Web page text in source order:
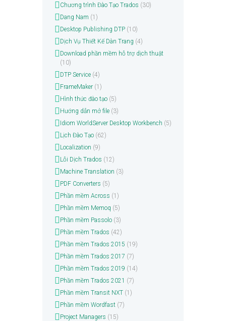
Chương trình Đào Tạo Trados (30)
Dang Nam (1)
Desktop Publishing DTP(10)
Dịch Vụ Thiết Kế Dàn Trang (4)
Download phần mềm hỗ trợ dịch thuật
(10)
DTP Service(4)
FrameMaker(1)
Hình thức đào tạo(5)
Hướng dẫn mở file(3)
Idiom WorldServer Desktop Workbench (5)
Lịch Đào Tạo(62)
Localization (9)
Lỗi Dịch Trados (12)
Machine Translation (3)
PDF Converters (5)
Phần mềm Across (1)
Phần mềm Memoq (5)
Phần mềm Passolo(3)
Phần mềm Trados (42)
Phần mềm Trados 2015 (19)
Phần mềm Trados 2017 (7)
Phần mềm Trados 2019 (14)
Phần mềm Trados 2021 (7)
Phần mềm Transit NXT(1)
Phần mềm Wordfast(7)
Project Managers (15)